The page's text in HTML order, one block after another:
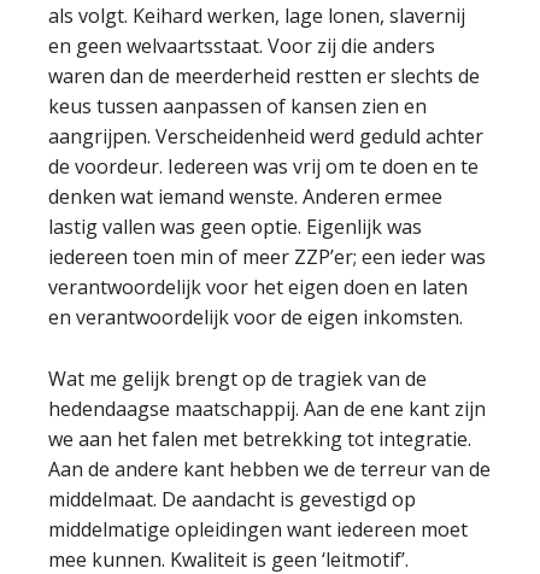
als volgt. Keihard werken, lage lonen, slavernij
en geen welvaartsstaat. Voor zij die anders
waren dan de meerderheid restten er slechts de
keus tussen aanpassen of kansen zien en
aangrijpen. Verscheidenheid werd geduld achter
de voordeur. Iedereen was vrij om te doen en te
denken wat iemand wenste. Anderen ermee
lastig vallen was geen optie. Eigenlijk was
iedereen toen min of meer ZZP’er; een ieder was
verantwoordelijk voor het eigen doen en laten
en verantwoordelijk voor de eigen inkomsten.
Wat me gelijk brengt op de tragiek van de
hedendaagse maatschappij. Aan de ene kant zijn
we aan het falen met betrekking tot integratie.
Aan de andere kant hebben we de terreur van de
middelmaat. De aandacht is gevestigd op
middelmatige opleidingen want iedereen moet
mee kunnen. Kwaliteit is geen ‘leitmotif’.